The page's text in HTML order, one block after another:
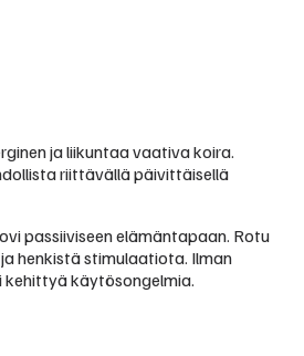
ja liikuntaa vaativa koira.
riittävällä päivittäisellä
passiiviseen elämäntapaan. Rotu
henkistä stimulaatiota. Ilman
käytösongelmia.